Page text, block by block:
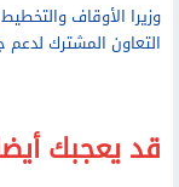
وزيرا الأوقاف
التعاون المشترك لدعم
قد يعجبك